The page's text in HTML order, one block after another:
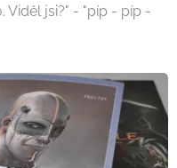
Viděl jsi?" - "píp - píp -